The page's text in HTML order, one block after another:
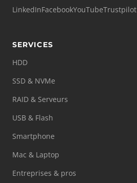
LinkedInFacebookYouTubeTrustpilot
SERVICES
HDD
SSD & NVMe
RAID & Serveurs
USB & Flash
Smartphone
Mac & Laptop
Entreprises & pros